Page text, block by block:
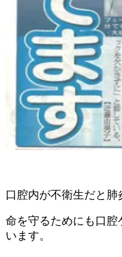
口腔内が不衛生だと肺
命を守るためにも口腔
います。